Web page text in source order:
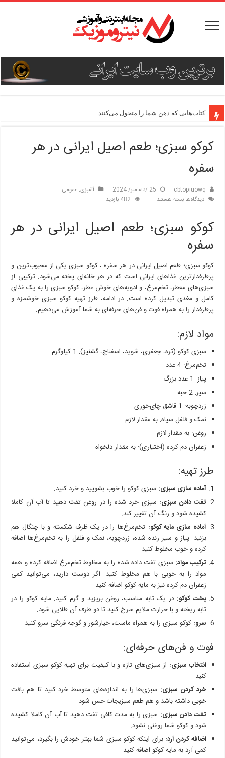
کتاب‌هایی که ذهن شما را متحول می‌کنند
کوکو سبزی؛ طعم اصیل ایرانی در هر
سفره
cbtopiuowq 25 /دسامبر/ 2024 آشپزی,عمومی
دیدگاه‌هابرای
طعم
اصیل
هر
سفره
بسته هستند 482 بازدید
کوکو سبزی؛ طعم اصیل ایرانی در هر
سفره
کوکو سبزی؛ طعم اصیل ایرانی در هر سفره ، کوکو سبزی یکی از محبوب‌ترین و
پرطرفدارترین غذاهای ایرانی است که در هر خانه‌ای پخته می‌شود. ترکیبی از
سبزی‌های معطر، تخم‌مرغ، و ادویه‌های خوش عطر، کوکو سبزی را به یک غذای
کامل و مغذی تبدیل کرده است. در ادامه، طرز تهیه کوکو سبزی خوشمزه و
پرطرفدار را به همراه فوت و فن‌های حرفه‌ای به شما آموزش می‌دهیم.
مواد لازم:
سبزی کوکو (تره، جعفری، شوید، اسفناج، گشنیز): 1 کیلوگرم
تخم‌مرغ: 4 عدد
پیاز: 1 عدد بزرگ
سیر: 2 حبه
زردچوبه: 1 قاشق چای‌خوری
نمک و فلفل سیاه: به مقدار لازم
روغن: به مقدار لازم
زعفران دم کرده (اختیاری): به مقدار دلخواه
طرز تهیه:
آماده سازی سبزی: سبزی کوکو را خوب بشویید و خرد کنید.
تفت دادن سبزی: سبزی خرد شده را در روغن تفت دهید تا آب آن کاملا
کشیده شود و رنگ آن تغییر کند.
آماده سازی مایه کوکو: تخم‌مرغ‌ها را در یک ظرف شکسته و با چنگال هم
بزنید. پیاز و سیر رنده شده، زردچوبه، نمک و فلفل را به تخم‌مرغ‌ها اضافه
کرده و خوب مخلوط کنید.
ترکیب مواد: سبزی تفت داده شده را به مخلوط تخم‌مرغ اضافه کرده و همه
مواد را به خوبی با هم مخلوط کنید. اگر دوست دارید، می‌توانید کمی
زعفران دم کرده نیز به مایه کوکو اضافه کنید.
پخت کوکو: در یک تابه مناسب، روغن بریزید و گرم کنید. مایه کوکو را در
تابه ریخته و با حرارت ملایم سرخ کنید تا دو طرف آن طلایی شود.
سرو: کوکو سبزی را به همراه ماست، خیارشور و گوجه فرنگی سرو کنید.
فوت و فن‌های حرفه‌ای:
انتخاب سبزی: از سبزی‌های تازه و با کیفیت برای تهیه کوکو سبزی استفاده
کنید.
خرد کردن سبزی: سبزی‌ها را به اندازه‌های متوسط خرد کنید تا هم بافت
خوبی داشته باشد و هم طعم سبزیجات حس شود.
تفت دادن سبزی: سبزی را به مدت کافی تفت دهید تا آب آن کاملا کشیده
شود و کوکو شما روغنی نشود.
اضافه کردن آرد: برای اینکه کوکو سبزی شما بهتر خودش را بگیرد، می‌توانید
کمی آرد به مایه کوکو اضافه کنید.